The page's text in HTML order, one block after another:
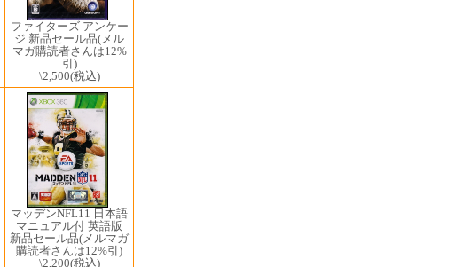
ファイターズ アンケー
ジ 新品セール品(メル
マガ購読者さんは12%
引)
\2,500(税込)
マッデンNFL11 日本語
マニュアル付 英語版
新品セール品(メルマガ
購読者さんは12%引)
\2,200(税込)